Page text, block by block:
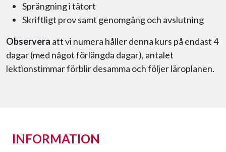
Sprängning i tätort
Skriftligt prov samt genomgång och avslutning
Observera att vi numera håller denna kurs på endast 4
dagar (med något förlängda dagar), antalet
lektionstimmar förblir desamma och följer läroplanen.
INFORMATION